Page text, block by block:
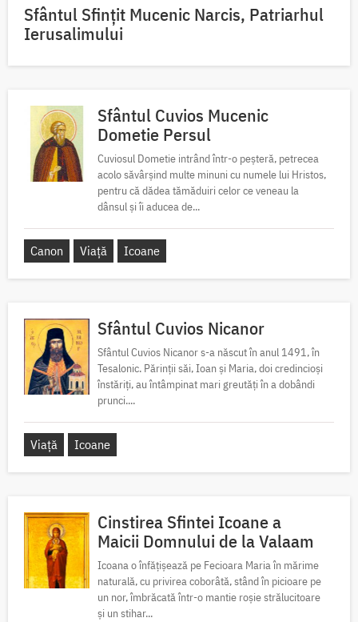
Sfântul Sfinţit Mucenic Narcis, Patriarhul
Ierusalimului
Sfântul Cuvios Mucenic
Dometie Persul
Cuviosul Dometie intrând într-o peșteră, petrecea
acolo săvârșind multe minuni cu numele lui Hristos,
pentru că dădea tămăduiri celor ce veneau la
dânsul și îi aducea de...
Canon Viață Icoane
Sfântul Cuvios Nicanor
Sfântul Cuvios Nicanor s-a născut în anul 1491, în
Tesalonic. Părinții săi, Ioan și Maria, doi credincioși
înstăriți, au întâmpinat mari greutăți în a dobândi
prunci....
Viață Icoane
Cinstirea Sfintei Icoane a
Maicii Domnului de la Valaam
Icoana o înfățișează pe Fecioara Maria în mărime
naturală, cu privirea coborâtă, stând în picioare pe
un nor, îmbrăcată într-o mantie roșie strălucitoare
și un stihar...